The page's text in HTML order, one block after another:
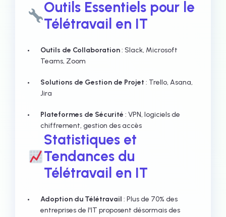
Outils Essentiels pour le
Télétravail en IT
Outils de Collaboration: Slack, Microsoft
Teams, Zoom
Solutions de Gestion de Projet : Trello, Asana,
Jira
Plateformes de Sécurité : VPN, logiciels de
chiffrement, gestion des accès
Statistiques et
Tendances du
Télétravail en IT
Adoption du Télétravail : Plus de 70% des
entreprises de l'IT proposent désormais des